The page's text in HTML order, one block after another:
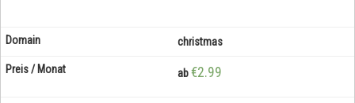
christmas
ab€2.99